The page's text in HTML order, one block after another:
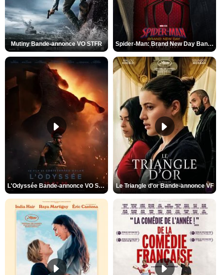
Mutiny Bande-annonce VO STFR Spider-Man: Brand New Day Bande-annonce VO STFR
L'Odyssée Bande-annonce VO STFR Le Triangle d'or Bande-annonce VF